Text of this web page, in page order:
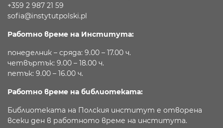
+359 2 987 21 59
sofia@instytutpolski.pl
Работно време на Института:
понеделник – сряда: 9.00 – 17.00 ч.
четвъртък: 9.00 – 18.00 ч.
петък: 9.00 – 16.00 ч.
Работно време на библиотеката:
Библиотеката на Полския институт е отворена
всеки ден в работното време на института.